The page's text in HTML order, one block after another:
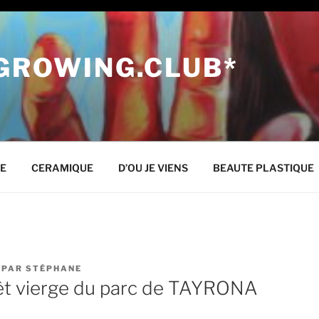
CERAMIQUE D’OU JE VIENS BEAUTE PLASTIQUE
PAR STÉPHANE
vierge du parc de TAYRONA